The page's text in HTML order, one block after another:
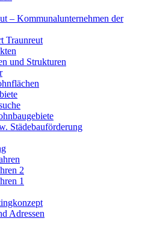
– Kommunalunternehmen der
Traunreut
und Strukturen
Städebauförderung
2
1
Adressen